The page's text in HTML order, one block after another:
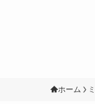
ホーム